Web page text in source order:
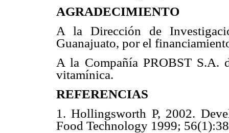
AGRADECIMIENTO
A la Dirección de
Guanajuato, por el
A la Compañía PROBST S.A.
vitamínica.
REFERENCIAS
1. Hollingsworth P, 2002.
Food Technology 1999;